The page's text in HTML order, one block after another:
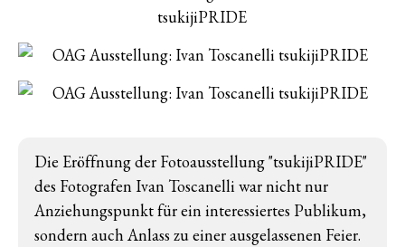
Die Eröffnung der Fotoausstellung "tsukijiPRIDE"
des Fotografen Ivan Toscanelli war nicht nur
Anziehungspunkt für ein interessiertes Publikum,
sondern auch Anlass zu einer ausgelassenen Feier.